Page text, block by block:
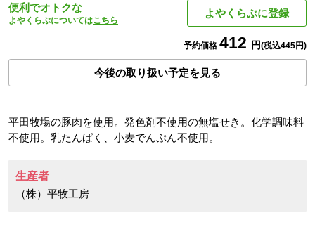
便利でオトクな
よやくらぶについてはこちら
よやくらぶに登録
予約価格 412 円(税込445円)
今後の取り扱い予定を見る
平田牧場の豚肉を使用。発色剤不使用の無塩せき。化学調味料
不使用。乳たんぱく、小麦でんぷん不使用。
生産者
（株）平牧工房